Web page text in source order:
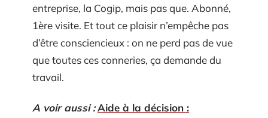
entreprise, la Cogip, mais pas que. Abonné,
1ère visite. Et tout ce plaisir n’empêche pas
d’être consciencieux : on ne perd pas de vue
que toutes ces conneries, ça demande du
travail.
A voir aussi :Aide à la décision :